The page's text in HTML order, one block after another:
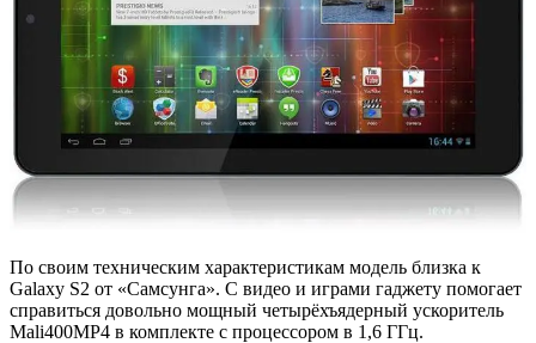
По своим техническим характеристикам модель близка к
Galaxy S2 от «Самсунга». С видео и играми гаджету помогает
справиться довольно мощный четырёхъядерный ускоритель
Mali400MP4 в комплекте с процессором в 1,6 ГГц.